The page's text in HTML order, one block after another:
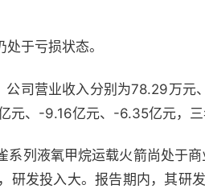
于亏损状态。
司营业收入分别为78.29万
元、-9.16亿元、-6.35亿元，三
列液氧甲烷运载火箭尚处于
发投入大。报告期内，其研